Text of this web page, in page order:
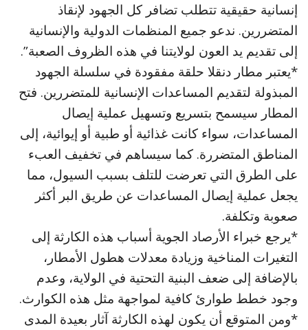
إنسانية حقيقية تتطلب تضافر كل الجهود لإنقاذ
المتضررين. ندعو جميع المنظمات الدولية والإنسانية
إلى تقديم يد العون لولايتنا في هذه الظروف الصعبة”.
*يعتبر مطار دنقلا حلقة مفقودة في سلسلة الجهود
المبذولة لتقديم المساعدات الإنسانية للمتضررين. فتح
المطار سيسمح بتسريع وتسهيل عملية إيصال
المساعدات، سواء كانت غذائية أو طبية أو إيوائية، إلى
المناطق المتضررة. كما سيساهم في تخفيف العبء
على الطرق التي تعرضت للتلف بسبب السيول، مما
يجعل عملية إيصال المساعدات عن طريق البر أكثر
صعوبة وتكلفة.
*يرجع خبراء الأرصاد الجوية أسباب هذه الكارثة إلى
التغيرات المناخية وزيادة معدلات هطول الأمطار،
بالإضافة إلى ضعف البنية التحتية في الولاية، وعدم
وجود خطط طوارئ كافية لمواجهة مثل هذه الكوارث.
*ومن المتوقع أن يكون لهذه الكارثة آثار بعيدة المدى